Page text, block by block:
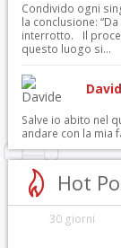
Condivido ogni
la conclusione:
interrotto. Il
questo luogo si...
Salve io abito nel
andare con la mia
Hot
30 giorni